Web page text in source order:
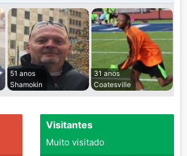
51 anos
Shamokin
31 anos
Coatesville
Visitantes
Muito visitado